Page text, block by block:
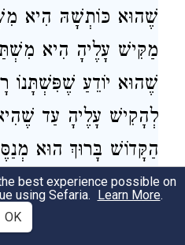
שֶׁהוּא כּוֹתְשָׁהּ הִיא
מַקִּישׁ עָלֶיהָ הִיא
שֶׁהוּא יוֹדֵעַ שֶׁפִּשְׁתָּנוֹ
לְהָקִישׁ עָלֶיהָ עַד
הַקָּדוֹשׁ בָּרוּךְ הוּא
הַצַּדִּיקִים, שֶׁנֶּאֱמַר: ה'
אֱלִיעֶזֶר אָמַר לְבַעַל
best experience possible on
using Sefaria. Learn More.
OK